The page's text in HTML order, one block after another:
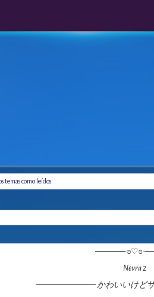
temas como leídos
Nevra 2
────────── かわいいけど